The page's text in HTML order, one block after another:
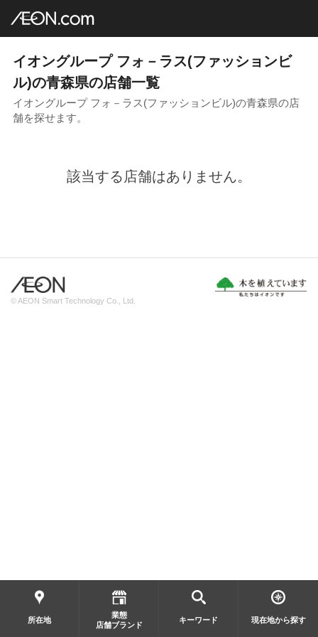
イオングループ店舗一覧
イオングループ フォ－ラス(ファッションビ
ル)の青森県の店舗一覧
イオングループ フォ－ラス(ファッションビル)の青森県の店
舗を探せます。
該当する店舗はありません。
所在地
業態
店舗ブランド
キーワード 現在地から探す
© AEON Smart Technology Co., Ltd.